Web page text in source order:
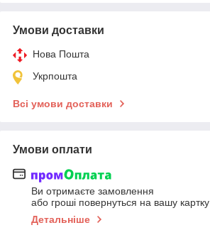
Умови доставки
Нова Пошта
Укрпошта
Всі умови доставки
Умови оплати
Ви отримаєте замовлення
або гроші повернуться на вашу картку
Детальніше